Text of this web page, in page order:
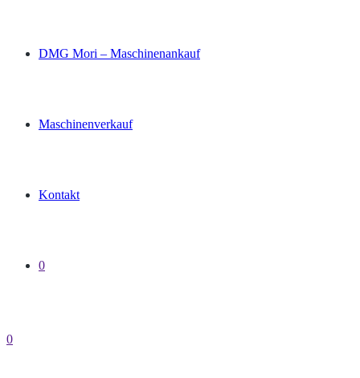
DMG Mori – Maschinenankauf
Maschinenverkauf
Kontakt
0
0